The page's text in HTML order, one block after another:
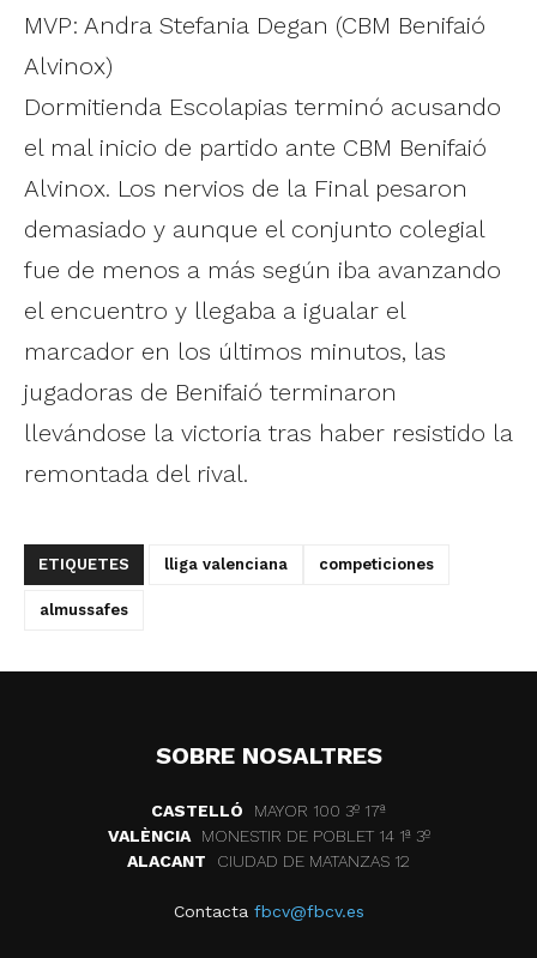
MVP: Andra Stefania Degan (CBM Benifaió
Alvinox)
Dormitienda Escolapias terminó acusando
el mal inicio de partido ante CBM Benifaió
Alvinox. Los nervios de la Final pesaron
demasiado y aunque el conjunto colegial
fue de menos a más según iba avanzando
el encuentro y llegaba a igualar el
marcador en los últimos minutos, las
jugadoras de Benifaió terminaron
llevándose la victoria tras haber resistido la
remontada del rival.
ETIQUETES lliga valenciana competiciones
almussafes
SOBRE NOSALTRES
CASTELLÓ
MAYOR 100 3º 17ª
VALÈNCIA
MONESTIR DE POBLET 14 1ª 3º
ALACANT
CIUDAD DE MATANZAS 12
Contacta fbcv@fbcv.es